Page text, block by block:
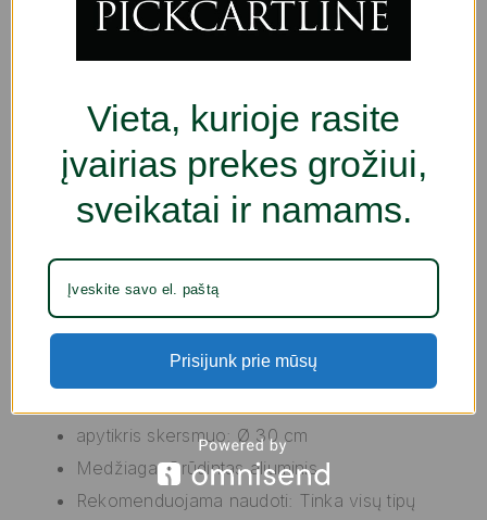
Charakteristikos:
Ergonomiška rankena
Lengva valyti
Visų tipų virtuvėms
Indukcija
dujinėms, stiklokeraminėms ir
indukcinėms)
Be PFOA
apytikris skersmuo: Ø 30 cm
Medžiaga: Grūdintas aliuminis
Rekomenduojama naudoti: Tinka visų tipų
Vieta, kurioje rasite
įvairias prekes grožiui,
sveikatai ir namams.
Prisijunk prie mūsų